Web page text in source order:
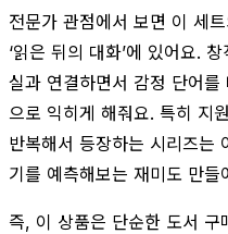
전문가 관점에서 보면 이 세
‘읽은 뒤의 대화’에 있어요.
실과 연결하면서 감정 단어
으로 익히게 해줘요. 특히 지
반복해서 등장하는 시리즈는
기를 예측해보는 재미도 만들
즉, 이 상품은 단순한 도서 구